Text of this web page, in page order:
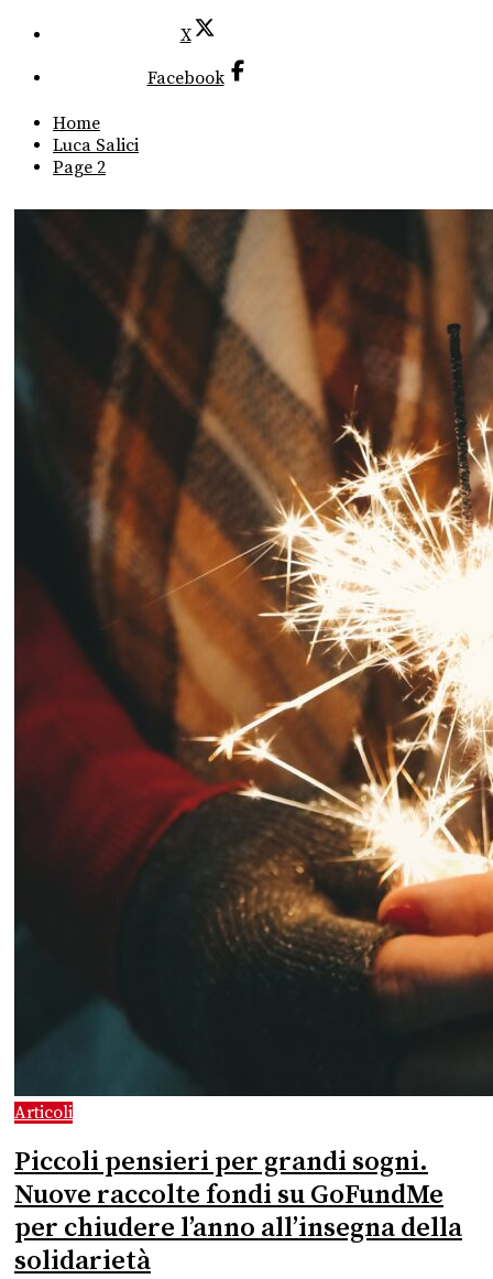
X
Facebook
Home
Luca Salici
Page 2
Articoli
Piccoli pensieri per grandi sogni.
Nuove raccolte fondi su GoFundMe
per chiudere l’anno all’insegna della
solidarietà